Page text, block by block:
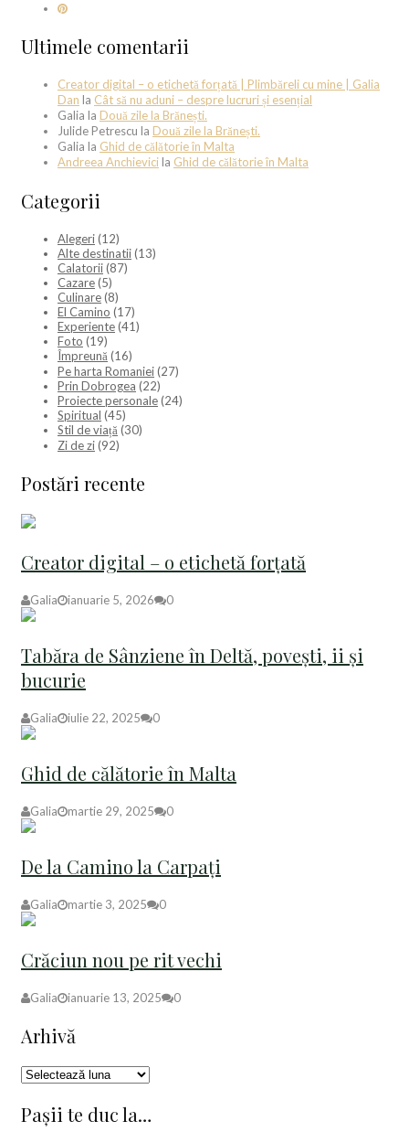
Ultimele comentarii
Creator digital – o etichetă forțată | Plimbăreli cu mine | Galia
Dan la Cât să nu aduni – despre lucruri și esențial
Galia la Două zile la Brănești.
Julide Petrescu la Două zile la Brănești.
Galia la Ghid de călătorie în Malta
Andreea Anchievici la Ghid de călătorie în Malta
Categorii
Alegeri(12)
Alte destinatii(13)
Calatorii(87)
Cazare(5)
Culinare(8)
El Camino (17)
Experiente(41)
Foto (19)
Împreună (16)
Pe harta Romaniei(27)
Prin Dobrogea (22)
Proiecte personale(24)
Spiritual (45)
Stil de viață (30)
Zi de zi(92)
Postări recente
Creator digital – o etichetă forțată
Galia ianuarie 5, 2026 0
Tabăra de Sânziene în Deltă, povești, ii și
bucurie
Galia iulie 22, 2025 0
Ghid de călătorie în Malta
Galia martie 29, 2025 0
De la Camino la Carpați
Galia martie 3, 2025 0
Crăciun nou pe rit vechi
Galia ianuarie 13, 2025 0
Arhivă
Arhivă
Pașii te duc la…